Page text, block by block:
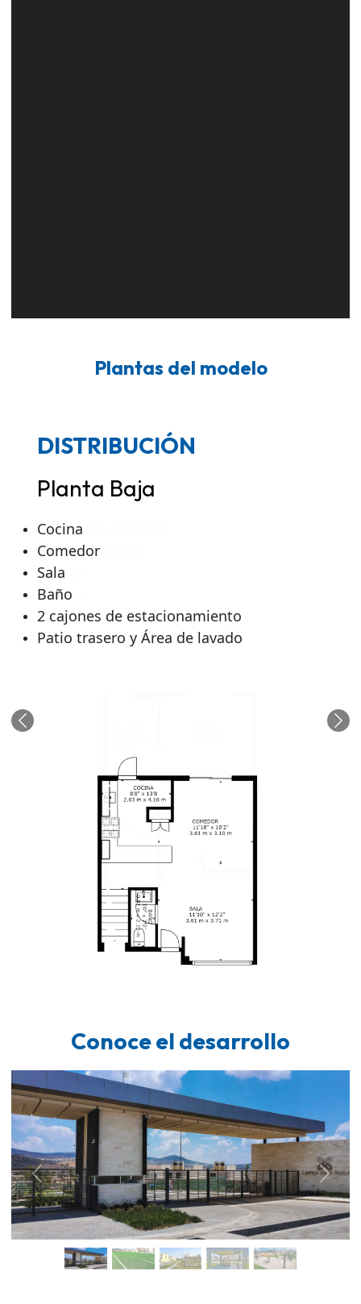
Plantas del modelo
DISTRIBUCIÓN
Planta Baja
Cocina
Comedor
Sala
Baño
2 cajones de estacionamiento
Patio trasero y Área de lavado
DISTRIBUCIÓN
Nivel 1
Recámara principal
Baño completo
Pasillo
Terraza
DISTRIBUCIÓN
Nivel 2
Recámara
Baño
Pasillo
Terraza
Anterior
Conoce el desarrollo
Previous Next